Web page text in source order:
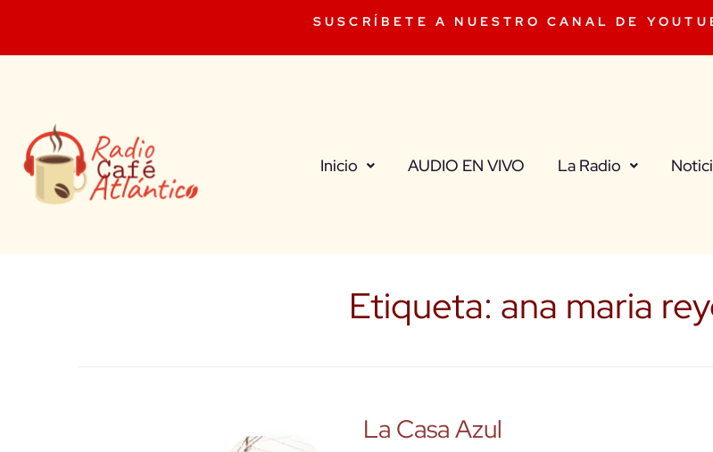
SUSCRÍBETE A NUESTRO CANAL DE
Inicio AUDIO EN VIVO La Radio
Etiqueta: ana maria
La Casa Azul